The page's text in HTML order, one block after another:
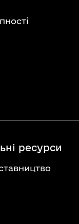
ресурси